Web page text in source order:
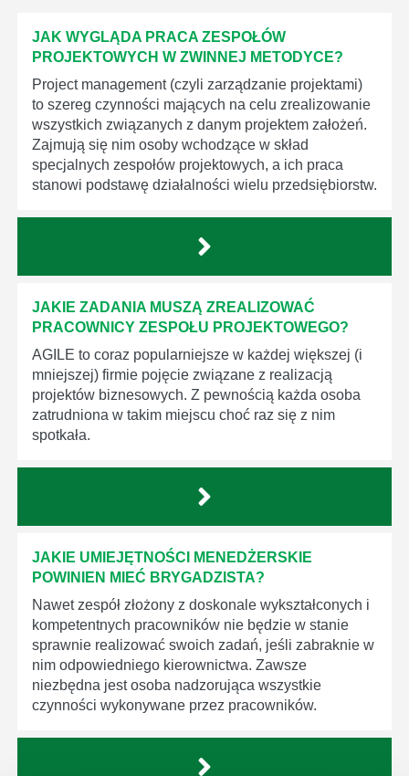
JAK WYGLĄDA PRACA ZESPOŁÓW
PROJEKTOWYCH W ZWINNEJ METODYCE?
Project management (czyli zarządzanie projektami)
to szereg czynności mających na celu zrealizowanie
wszystkich związanych z danym projektem założeń.
Zajmują się nim osoby wchodzące w skład
specjalnych zespołów projektowych, a ich praca
stanowi podstawę działalności wielu przedsiębiorstw.
JAKIE ZADANIA MUSZĄ ZREALIZOWAĆ
PRACOWNICY ZESPOŁU PROJEKTOWEGO?
AGILE to coraz popularniejsze w każdej większej (i
mniejszej) firmie pojęcie związane z realizacją
projektów biznesowych. Z pewnością każda osoba
zatrudniona w takim miejscu choć raz się z nim
spotkała.
JAKIE UMIEJĘTNOŚCI MENEDŻERSKIE
POWINIEN MIEĆ BRYGADZISTA?
Nawet zespół złożony z doskonale wykształconych i
kompetentnych pracowników nie będzie w stanie
sprawnie realizować swoich zadań, jeśli zabraknie w
nim odpowiedniego kierownictwa. Zawsze
niezbędna jest osoba nadzorująca wszystkie
czynności wykonywane przez pracowników.